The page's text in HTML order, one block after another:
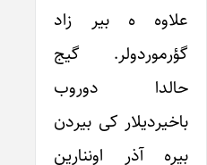
علاوه ه بیر زاد
گؤرموردولر. گیج
حالدا دوروب
باخیردیلار کی بیردن
بیره آذر اوننارین